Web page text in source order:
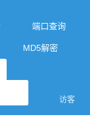
端口查询
MD5解密
访客